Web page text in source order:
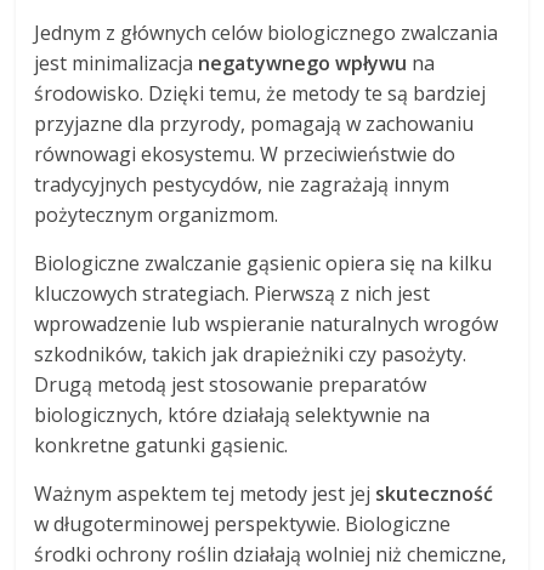
Jednym z głównych celów biologicznego zwalczania
jest minimalizacja negatywnego wpływu na
środowisko. Dzięki temu, że metody te są bardziej
przyjazne dla przyrody, pomagają w zachowaniu
równowagi ekosystemu. W przeciwieństwie do
tradycyjnych pestycydów, nie zagrażają innym
pożytecznym organizmom.
Biologiczne zwalczanie gąsienic opiera się na kilku
kluczowych strategiach. Pierwszą z nich jest
wprowadzenie lub wspieranie naturalnych wrogów
szkodników, takich jak drapieżniki czy pasożyty.
Drugą metodą jest stosowanie preparatów
biologicznych, które działają selektywnie na
konkretne gatunki gąsienic.
Ważnym aspektem tej metody jest jej skuteczność
w długoterminowej perspektywie. Biologiczne
środki ochrony roślin działają wolniej niż chemiczne,